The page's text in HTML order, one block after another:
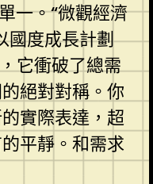
一。“微觀經濟
國度成長計劃
它衝破了總需
絕對對稱。你
實際表達，超
平靜。和需求